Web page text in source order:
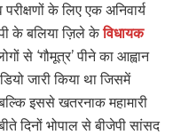
के लिए एक अनिवार्य
के बलिया ज़िले केविधायक
से ‘गौमूत्र’ पीने का आह्वान
जारी किया था जिसमें
बल्कि इससे खतरनाक महामारी
दिनों भोपाल से बीजेपी सांसद